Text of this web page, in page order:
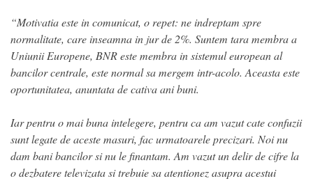
“Motivatia este in comunicat, o repet: ne indreptam spre
normalitate, care inseamna in jur de 2%. Suntem tara membra a
Uniunii Europene, BNR este membra in sistemul european al
bancilor centrale, este normal sa mergem intr-acolo. Aceasta este
oportunitatea, anuntata de cativa ani buni.
Iar pentru o mai buna intelegere, pentru ca am vazut cate confuzii
sunt legate de aceste masuri, fac urmatoarele precizari. Noi nu
dam bani bancilor si nu le finantam. Am vazut un delir de cifre la
o dezbatere televizata si trebuie sa atentionez asupra acestui